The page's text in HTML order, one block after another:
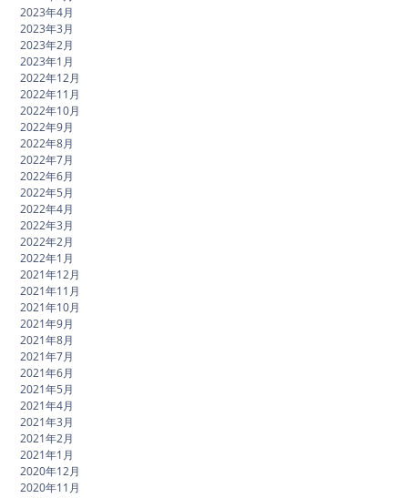
2023年4月
2023年3月
2023年2月
2023年1月
2022年12月
2022年11月
2022年10月
2022年9月
2022年8月
2022年7月
2022年6月
2022年5月
2022年4月
2022年3月
2022年2月
2022年1月
2021年12月
2021年11月
2021年10月
2021年9月
2021年8月
2021年7月
2021年6月
2021年5月
2021年4月
2021年3月
2021年2月
2021年1月
2020年12月
2020年11月